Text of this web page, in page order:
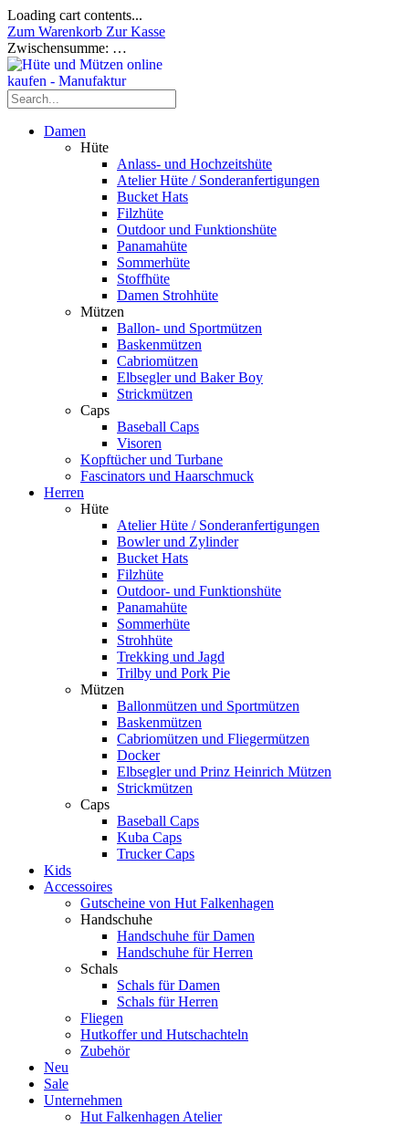
Loading cart contents...
Zum Warenkorb Zur Kasse
Zwischensumme: …
Damen
Hüte
Anlass- und Hochzeitshüte
Atelier Hüte / Sonderanfertigungen
Bucket Hats
Filzhüte
Outdoor und Funktionshüte
Panamahüte
Sommerhüte
Stoffhüte
Damen Strohhüte
Mützen
Ballon- und Sportmützen
Baskenmützen
Cabriomützen
Elbsegler und Baker Boy
Strickmützen
Caps
Baseball Caps
Visoren
Kopftücher und Turbane
Fascinators und Haarschmuck
Herren
Hüte
Atelier Hüte / Sonderanfertigungen
Bowler und Zylinder
Bucket Hats
Filzhüte
Outdoor- und Funktionshüte
Panamahüte
Sommerhüte
Strohhüte
Trekking und Jagd
Trilby und Pork Pie
Mützen
Ballonmützen und Sportmützen
Baskenmützen
Cabriomützen und Fliegermützen
Docker
Elbsegler und Prinz Heinrich Mützen
Strickmützen
Caps
Baseball Caps
Kuba Caps
Trucker Caps
Kids
Accessoires
Gutscheine von Hut Falkenhagen
Handschuhe
Handschuhe für Damen
Handschuhe für Herren
Schals
Schals für Damen
Schals für Herren
Fliegen
Hutkoffer und Hutschachteln
Zubehör
Neu
Sale
Unternehmen
Hut Falkenhagen Atelier